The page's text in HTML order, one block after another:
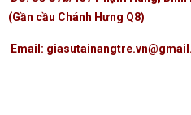
(Gần cầu Chánh Hưng Q8)
Email: